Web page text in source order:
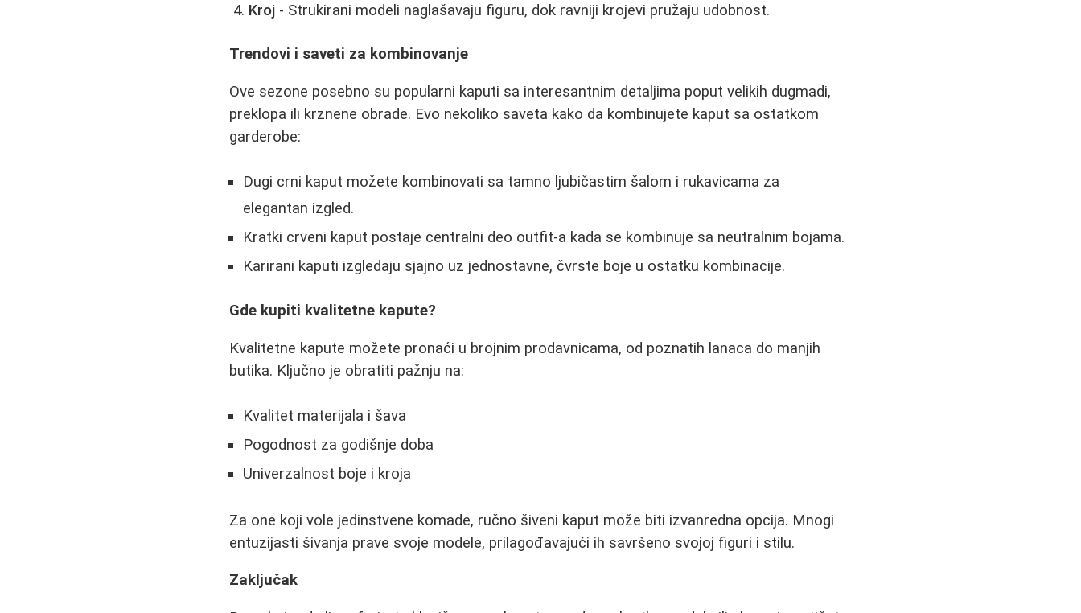
Kroj - Strukirani modeli naglašavaju figuru, dok ravniji krojevi pružaju udobnost.
Trendovi i saveti za kombinovanje
Ove sezone posebno su popularni kaputi sa interesantnim detaljima poput velikih dugmadi,
preklopa ili krznene obrade. Evo nekoliko saveta kako da kombinujete kaput sa ostatkom
garderobe:
Dugi crni kaput možete kombinovati sa tamno ljubičastim šalom i rukavicama za
elegantan izgled.
Kratki crveni kaput postaje centralni deo outfit-a kada se kombinuje sa neutralnim bojama.
Karirani kaputi izgledaju sjajno uz jednostavne, čvrste boje u ostatku kombinacije.
Gde kupiti kvalitetne kapute?
Kvalitetne kapute možete pronaći u brojnim prodavnicama, od poznatih lanaca do manjih
butika. Ključno je obratiti pažnju na:
Kvalitet materijala i šava
Pogodnost za godišnje doba
Univerzalnost boje i kroja
Za one koji vole jedinstvene komade, ručno šiveni kaput može biti izvanredna opcija. Mnogi
entuzijasti šivanja prave svoje modele, prilagođavajući ih savršeno svojoj figuri i stilu.
Zaključak